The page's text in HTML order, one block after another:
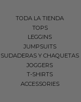
TODA LA TIENDA
TOPS
LEGGINS
JUMPSUITS
SUDADERAS Y CHAQUETAS
JOGGERS
T-SHIRTS
ACCESSORIES